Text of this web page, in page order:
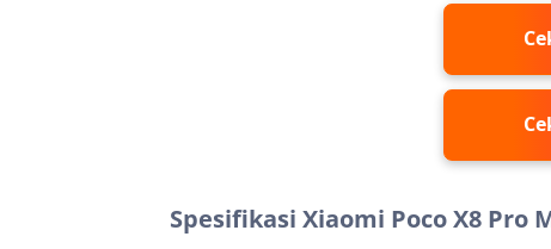
Spesifikasi Xiaomi Poco X8 Pro